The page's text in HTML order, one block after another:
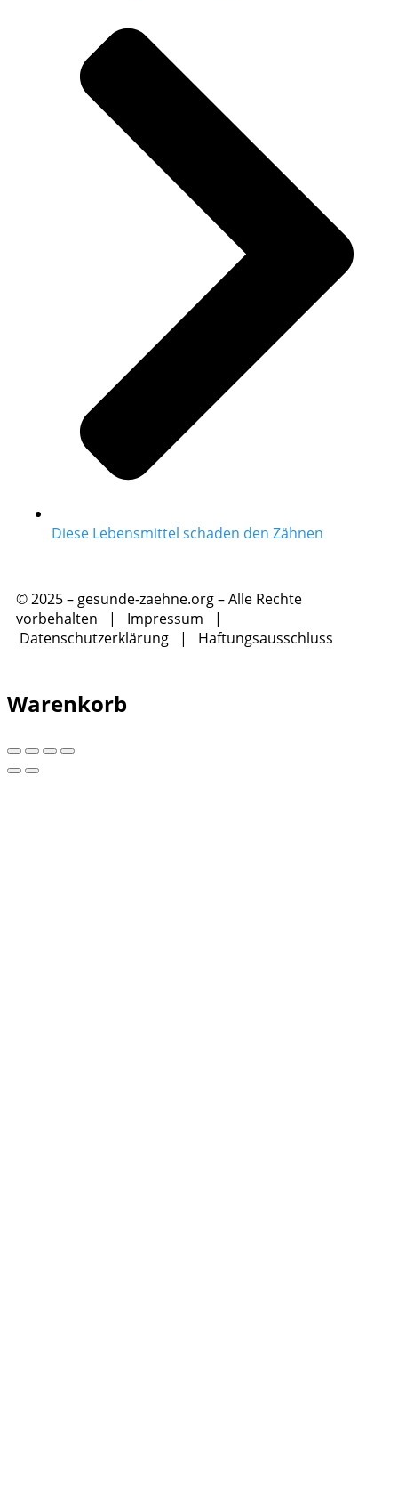
Diese Lebensmittel schaden den Zähnen
© 2025 – gesunde-zaehne.org – Alle Rechte
vorbehalten | Impressum |
Datenschutzerklärung | Haftungsausschluss
Warenkorb